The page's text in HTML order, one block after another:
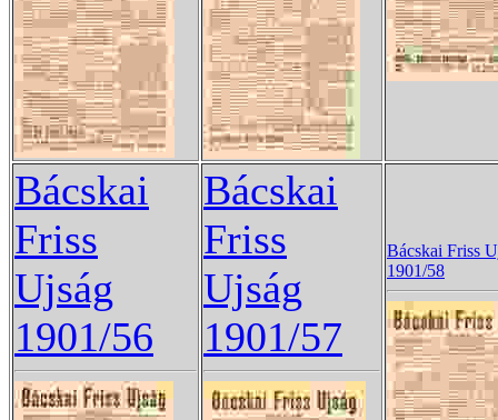
Bácskai
Friss
Ujság
1901/56
Bácskai
Friss
Ujság
1901/57
Bácskai Friss
1901/58